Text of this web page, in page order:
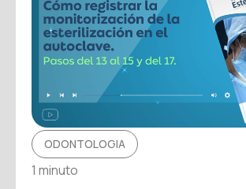
ODONTOLOGIA
1 minuto